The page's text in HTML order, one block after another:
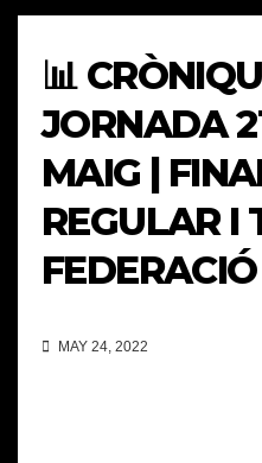
📊
JORNADA
MAIG |
REGULAR I
MAY 24, 2022